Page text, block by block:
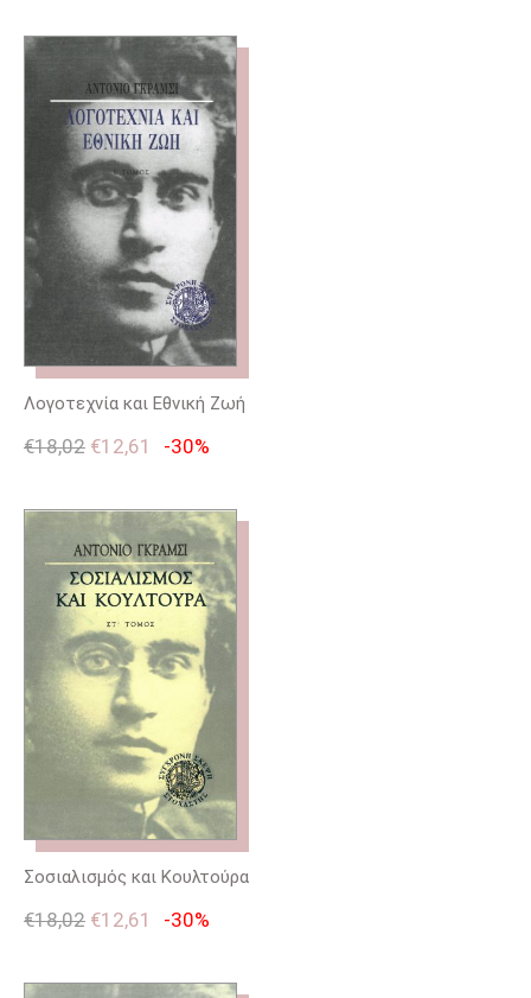
Λογοτεχνία και Εθνική Ζωή
€18,02 €12,61 -30%
Σοσιαλισμός και Κουλτούρα
€18,02 €12,61 -30%